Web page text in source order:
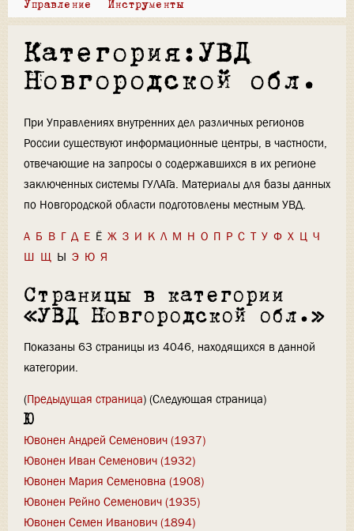
Управление Инструменты
Категория:УВД
Новгородской обл.
При Управлениях внутренних дел различных регионов
России существуют информационные центры, в частности,
отвечающие на запросы о содержавшихся в их регионе
заключенных системы ГУЛАГа. Материалы для базы данных
по Новгородской области подготовлены местным УВД.
А Б В Г Д Е Ё Ж З И К Л М Н О П Р С Т У Ф Х Ц Ч
Ш Щ Ы Э Ю Я
Страницы в категории
«УВД Новгородской обл.»
Показаны 63 страницы из 4046, находящихся в данной
категории.
(Предыдущая страница) (Следующая страница)
Ю
Ювонен Андрей Семенович (1937)
Ювонен Иван Семенович (1932)
Ювонен Мария Семеновна (1908)
Ювонен Рейно Семенович (1935)
Ювонен Семен Иванович (1894)